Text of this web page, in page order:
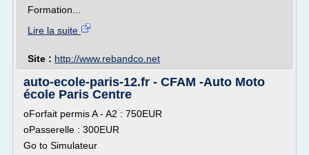
Formation...
Lire la suite
Site : http://www.rebandco.net
auto-ecole-paris-12.fr - CFAM -Auto Moto
école Paris Centre
oForfait permis A - A2 : 750EUR
oPasserelle : 300EUR
Go to Simulateur